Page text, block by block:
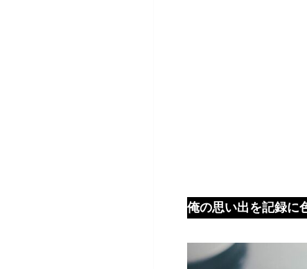
俺の思い出を記録に